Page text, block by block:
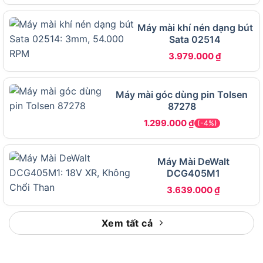
quyết định mua hàng:
THÔNG SỐ KỸ
GIÁ TRỊ
Đường kính đĩa mài
Công suất động cơ
11.000 vòng/phút
Điện áp / Tần số
220V / 50Hz
Trọng lượng
Kích thước (D x R x
C)
287 x 119 x 104mm
Kiểu công tắc
Công tắc trượt (Slide Switch)
Máy mài khí nén dạng bút
Sata 02514
3.979.000₫
Máy mài góc dùng pin Tolsen
87278
1.299.000₫ (-4%)
Máy Mài DeWalt
DCG405M1
3.639.000₫
Xem tất cả